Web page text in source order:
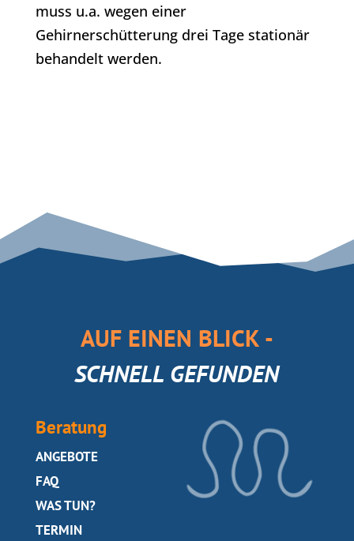
muss u.a. wegen einer
Gehirnerschütterung drei Tage stationär
behandelt werden.
AUF EINEN BLICK -
SCHNELL GEFUNDEN
Beratung
SEITE
ANGEBOTE
SEITE
FAQ
SEITE
WAS TUN?
SEITE
TERMIN